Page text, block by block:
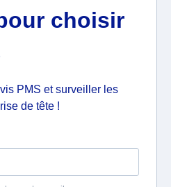
choisir
PMS et surveiller les
de tête !